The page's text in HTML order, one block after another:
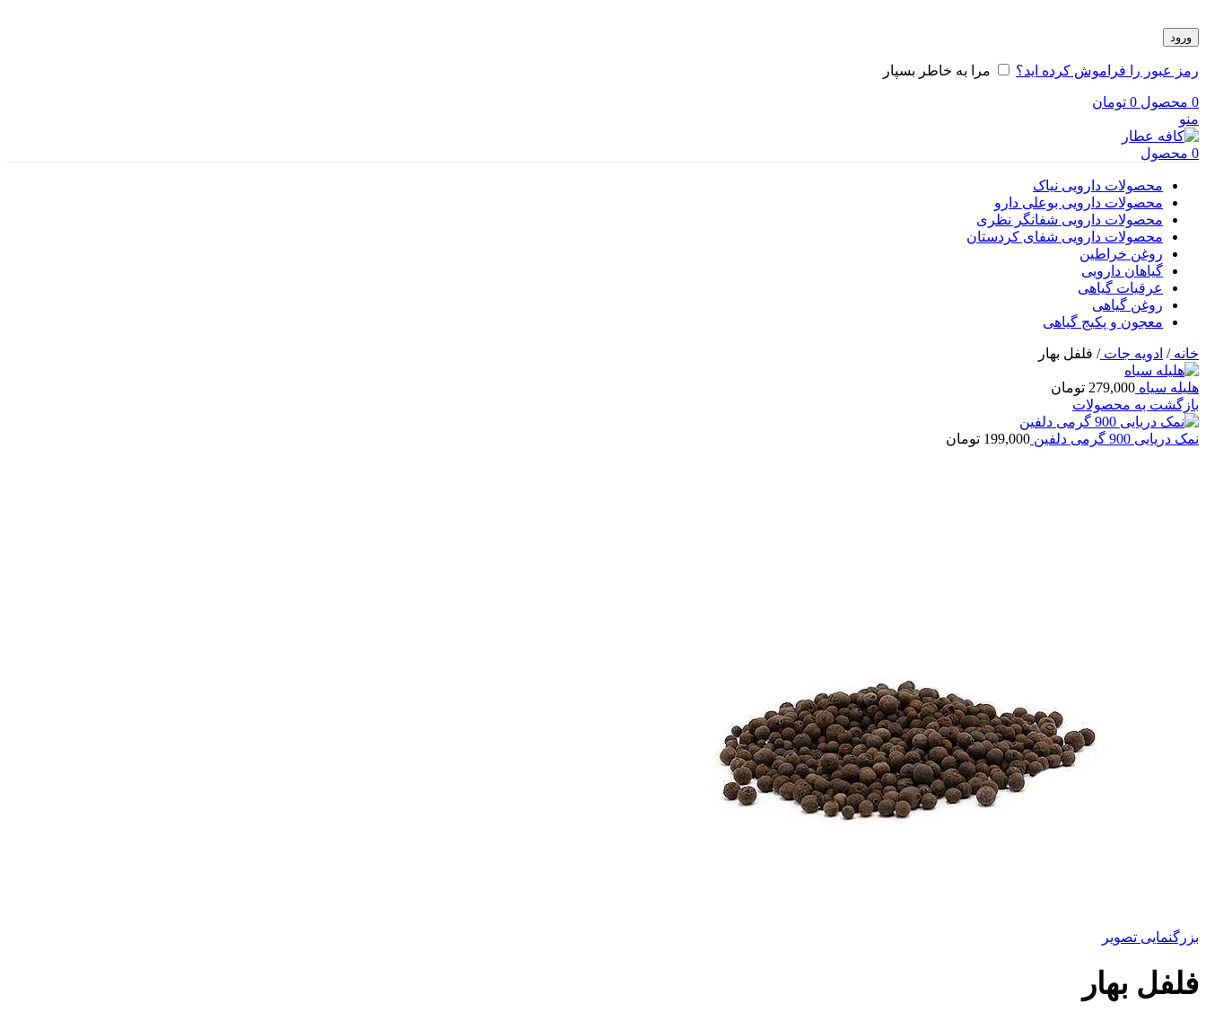
ورود
رمز عبور را فراموش کرده اید؟ مرا به خاطر بسپار
0 محصول 0 تومان
منو
0 محصول
محصولات دارویی نیاک
محصولات دارویی بوعلی دارو
محصولات دارویی شفانگر نظری
محصولات دارویی شفای کردستان
روغن خراطین
گیاهان دارویی
عرقیات گیاهی
روغن گیاهی
معجون و پکیج گیاهی
خانه/ ادویه جات/ فلفل بهار
هلیله سیاه 279,000 تومان
بازگشت به محصولات
نمک دریایی 900 گرمی دلفین 199,000 تومان
بزرگنمایی تصویر
فلفل بهار